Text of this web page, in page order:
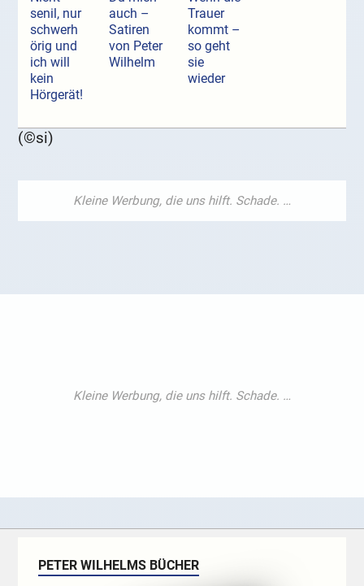
senil, nur
schwerh
örig und
ich will
kein
Hörgerät!
auch –
Satiren
von Peter
Wilhelm
Trauer
kommt –
so geht
sie
wieder
(©si)
PETER WILHELMS BÜCHER